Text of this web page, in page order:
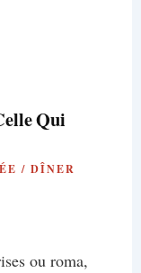
Qui
/ DÎNER
ou roma,